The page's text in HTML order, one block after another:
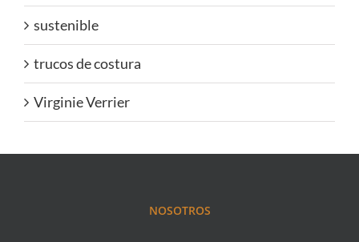
sustenible
trucos de costura
Virginie Verrier
NOSOTROS